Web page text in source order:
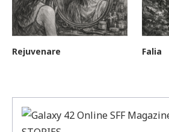
Rejuvenare Falia